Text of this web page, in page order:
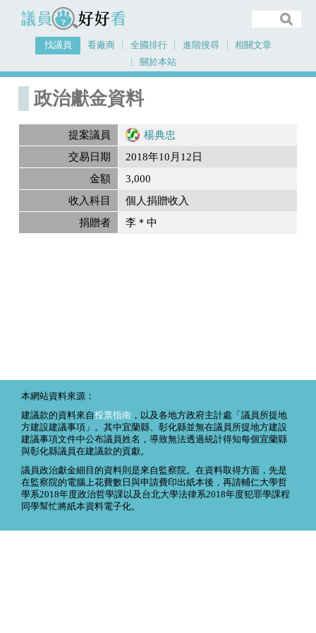
議員好好看
找議員 看廠商 全國排行 進階搜尋
相關文章
關於本站
首頁
政治獻金資料
提案議員
楊典忠
交易日期
2018年10月12日
金額
3,000
收入科目
個人捐贈收入
捐贈者
李＊中
本網站資料來源：
建議款的資料來自投票指南 ，以及各地方政府主計處「議員所提地
方建設建議事項」。其中宜蘭縣、彰化縣並無在議員所提地方建設
建議事項文件中公布議員姓名，導致無法透過統計得知每個宜蘭縣
與彰化縣議員在建議款的貢獻。
議員政治獻金細目的資料則是來自監察院。在資料取得方面，先是
在監察院的電腦上花費數日與申請費印出紙本後，再請輔仁大學哲
學系2018年度政治哲學課以及台北大學法律系2018年度犯罪學課程
同學幫忙將紙本資料電子化。